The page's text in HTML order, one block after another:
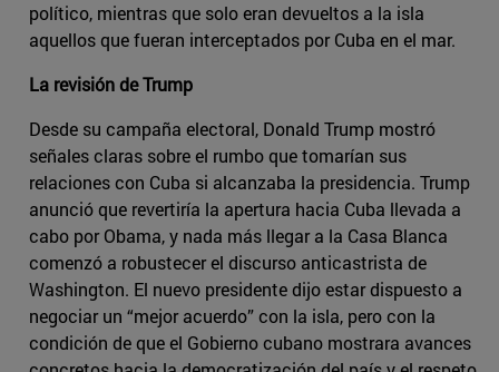
político, mientras que solo eran devueltos a la isla
aquellos que fueran interceptados por Cuba en el mar.
La revisión de Trump
Desde su campaña electoral, Donald Trump mostró
señales claras sobre el rumbo que tomarían sus
relaciones con Cuba si alcanzaba la presidencia. Trump
anunció que revertiría la apertura hacia Cuba llevada a
cabo por Obama, y nada más llegar a la Casa Blanca
comenzó a robustecer el discurso anticastrista de
Washington. El nuevo presidente dijo estar dispuesto a
negociar un “mejor acuerdo” con la isla, pero con la
condición de que el Gobierno cubano mostrara avances